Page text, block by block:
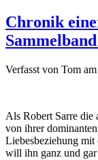
Chronik
Verfasst von Tom am
Als Robert Sarre die
von ihrer
Liebesbeziehung
will ihn ganz und gar